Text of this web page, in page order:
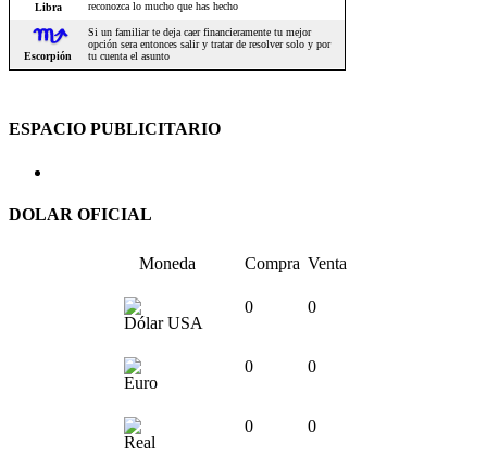
ESPACIO PUBLICITARIO
DOLAR OFICIAL
Moneda Compra Venta
Dólar USA
0 0
Euro
0 0
Real
0 0